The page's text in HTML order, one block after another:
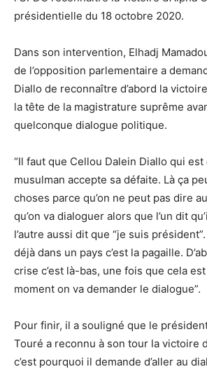
présidentielle du 18 octobre 2020.
Dans son intervention, Elhadj
de l’opposition parlementaire a
Diallo de reconnaître d’abord la
la tête de la magistrature suprême
quelconque dialogue politique.
“Il faut que Cellou Dalein Diallo qui
musulman accepte sa défaite. Là ça
choses parce qu’on ne peut pas dire
qu’on va dialoguer alors que l’un dit
l’autre aussi dit que “je suis
déjà dans un pays c’est la pagaille.
crise c’est là-bas, une fois que cela
moment on va demander le dialogue”.
Pour finir, il a souligné que le président
Touré a reconnu à son tour la victoire
c’est pourquoi il demande d’aller au